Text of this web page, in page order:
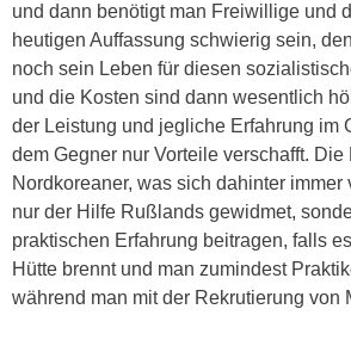
und dann benötigt man Freiwillige und
heutigen Auffassung schwierig sein,
noch sein Leben für diesen
und die Kosten sind dann wesentlich
der Leistung und jegliche Erfahrung im
dem Gegner nur Vorteile verschafft.
Nordkoreaner, was sich dahinter immer
nur der Hilfe Rußlands gewidmet,
praktischen Erfahrung beitragen, falls
Hütte brennt und man zumindest
während man mit der Rekrutierung von